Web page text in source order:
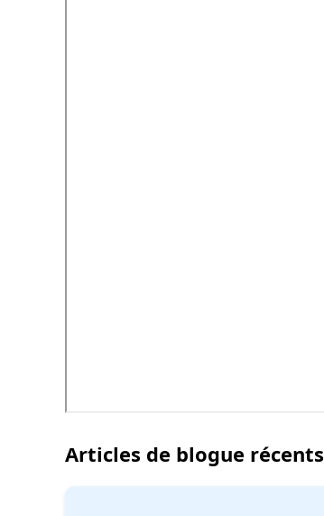
Articles de blogue récents